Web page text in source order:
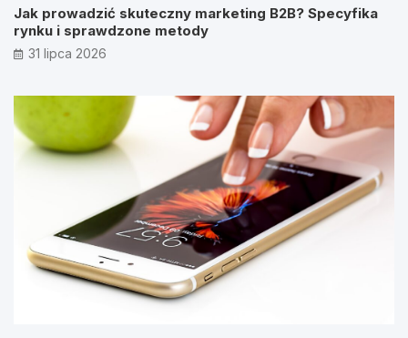
Jak prowadzić skuteczny marketing B2B? Specyfika
rynku i sprawdzone metody
31 lipca 2026